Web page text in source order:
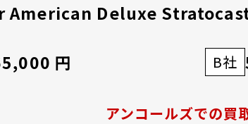
American Deluxe
円 B社
アンコールズでの買